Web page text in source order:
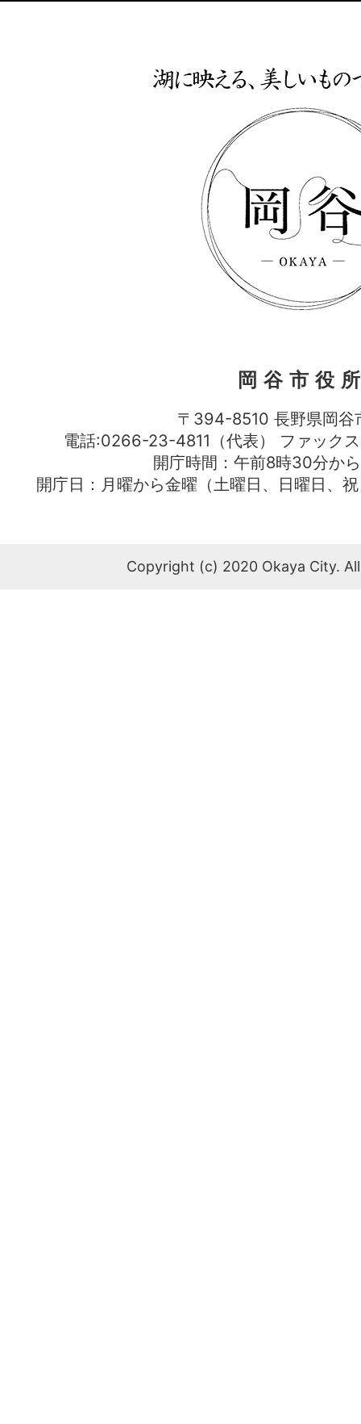
岡谷市役
〒394-8510 長野県岡谷
電話:0266-23-4811（代表） ファッ
開庁時間：午前8時30分か
開庁日：月曜から金曜（土曜日、日曜日、
Copyright (c) 2020 Okaya City.